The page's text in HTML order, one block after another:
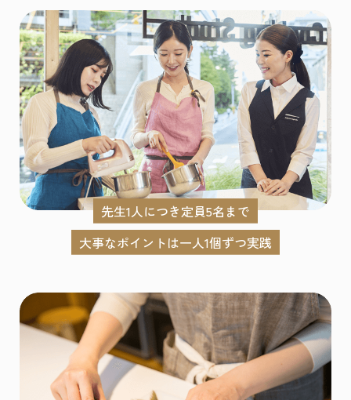
先生1人につき定員5名まで
大事なポイントは一人1個ずつ実践